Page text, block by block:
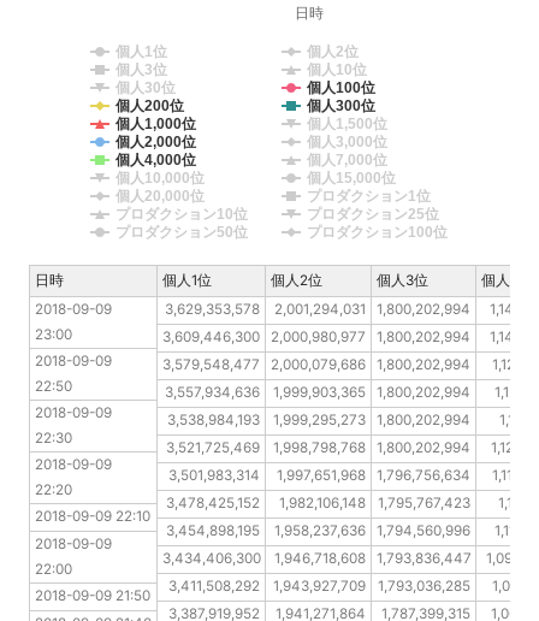
日時
個人1位
個人2位
個人3位
個人10位
個人30位
個人100位
個人200位
個人300位
個人1,000位
個人1,500位
個人2,000位
個人3,000位
個人4,000位
個人7,000位
個人10,000位
個人15,000位
個人20,000位
プロダクション1位
プロダクション10位
プロダクション25位
プロダクション50位
プロダクション100位
2018-09-09 23:00 3,629,353,578 2,001,294,031 1,800,202,994
2018-09-09 22:50
3,609,446,300 2,000,980,977 1,800,202,994
2018-09-09 22:30
3,579,548,477 2,000,079,686 1,800,202,994
2018-09-09 22:20
3,557,934,636 1,999,903,365 1,800,202,994
2018-09-09 22:10
3,538,984,193 1,999,295,273 1,800,202,994
2018-09-09 22:00
3,521,725,469 1,998,798,768 1,800,202,994
2018-09-09 21:50
3,501,983,314 1,997,651,968 1,796,756,634
2018-09-09 21:40
3,478,425,152 1,982,106,148 1,795,767,423
2018-09-09 21:30
3,454,898,195 1,958,237,636 1,794,560,996
3,434,406,300 1,946,718,608 1,793,836,447
2018-09-09 21:10
3,411,508,292 1,943,927,709 1,793,036,285
2018-09-09 21:00
3,387,919,952 1,941,271,864 1,787,399,315
日時 個人1位 個人2位 個人3位
個人10位
2018-09-09
23:00
2018-09-09
22:50
2018-09-09
22:30
2018-09-09
22:20
2018-09-09 22:10
2018-09-09
22:00
2018-09-09 21:50
日時